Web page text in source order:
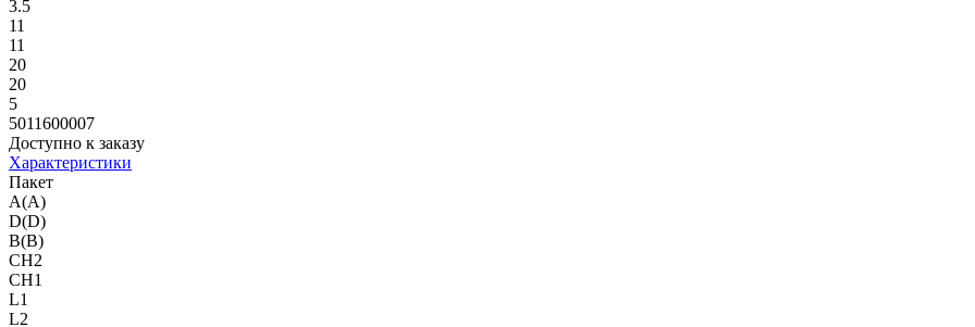
3.5
11
11
20
20
5
5011600007
Доступно к заказу
Характеристики
Пакет
A(A)
D(D)
B(B)
CH2
CH1
L1
L2